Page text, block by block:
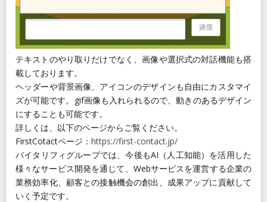
テキストのやり取りだけでなく、画像や選択式の対話機能も搭
載しております。
ヘッダーや背景画像、アイコンのデザインも自由にカスタマイ
ズが可能です。gif画像も入れられるので、動きのあるデザイン
にすることも可能です。
詳しくは、以下のページからご覧ください。
FirstCotactページ： https://first-contact.jp/
バイタリフィグループでは、今後もAI（人工知能）を活用した
様々なサービス開発を通じて、Webサービスを運営する企業の
業務効率化、顧客との接触機会の創出、成果アップに貢献して
いく予定です。